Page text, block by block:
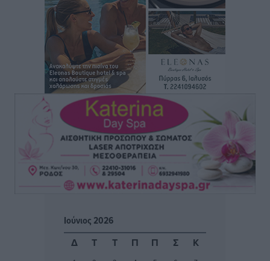
Πολιτιστικά• πριν 44 λεπτά
Την άρση των εμποδίων για την άμεση λειτουργία του
βρεφονηπιακού σταθμού στην Κάσο, ζητά ο Μάνος
Κόνσολας
Τοπικές Ειδήσεις• πριν 1 ώρα
Κλειστή αύριο βράδυ η παραλιακή οδός στο λιμάνι της
Τοπικές Ειδήσεις πριν 2 ώρες
πριν 2 ώρες
Ιούνιος 2026
Δ
Τ Τ Π Π Σ Κ